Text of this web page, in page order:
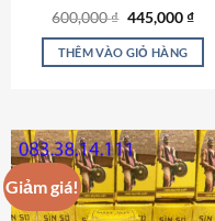
Được xếp
hạng5.00
5 sao
600,000₫ Giá
là:
600,000 ₫.
445,000₫Giá
tại
THÊM VÀO GIỎ HÀNG
Giảm giá!